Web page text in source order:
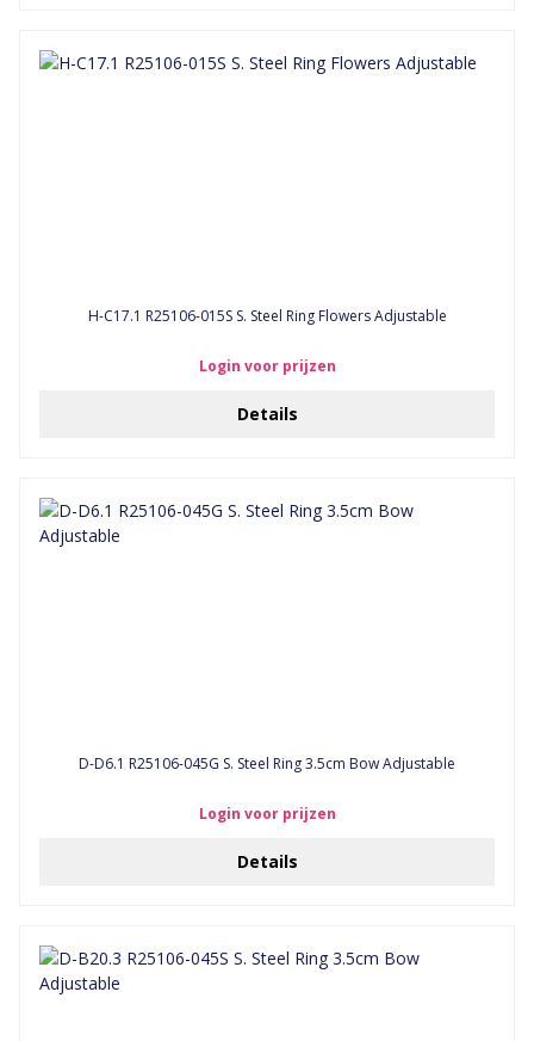
H-C17.1 R25106-015S S. Steel Ring Flowers Adjustable
Login voor prijzen
Details
D-D6.1 R25106-045G S. Steel Ring 3.5cm Bow Adjustable
Login voor prijzen
Details